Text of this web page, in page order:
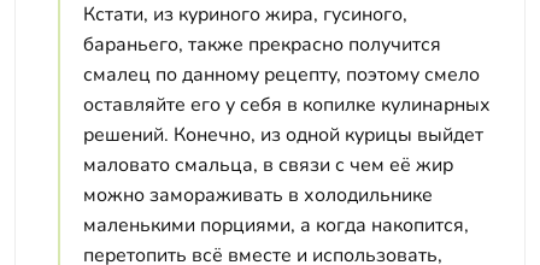
Кстати, из куриного жира, гусиного,
бараньего, также прекрасно получится
смалец по данному рецепту, поэтому смело
оставляйте его у себя в копилке кулинарных
решений. Конечно, из одной курицы выйдет
маловато смальца, в связи с чем её жир
можно замораживать в холодильнике
маленькими порциями, а когда накопится,
перетопить всё вместе и использовать,